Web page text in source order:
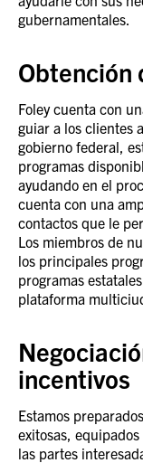
gubernamentales.
Obtención
Foley cuenta con
guiar a los clientes
gobierno federal,
programas
ayudando en el
cuenta con una
contactos que le
Los miembros de
los principales
programas
plataforma
incentivos
Estamos
exitosas,
las partes